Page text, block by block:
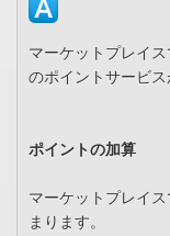
マーケットプレイ
のポイントサービス
ポイントの加算
マーケットプレイ
まります。